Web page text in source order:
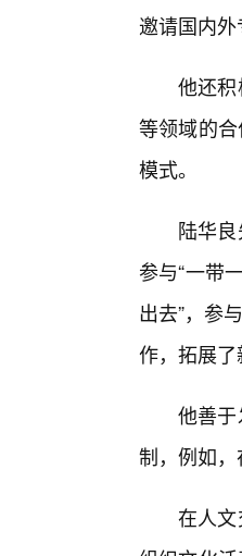
邀请国内
他还
等领域的
模式。
陆华
参与“一带
出去”，参
作，拓展
他善
制，例如
在人